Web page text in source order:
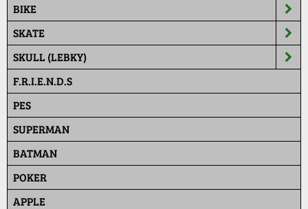
BIKE
SKATE
SKULL (LEBKY)
F.R.I.E.N.D.S
PES
SUPERMAN
BATMAN
POKER
APPLE